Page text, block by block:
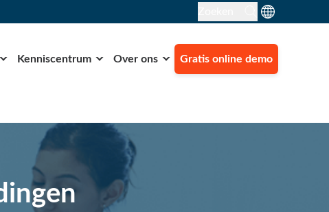
Kenniscentrum Over ons Gratis online demo